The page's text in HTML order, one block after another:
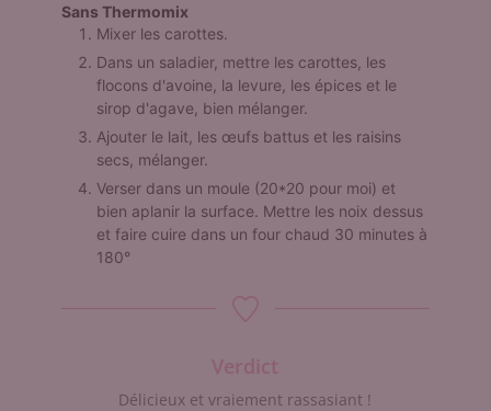
Sans Thermomix
Mixer les carottes.
Dans un saladier, mettre les carottes, les
flocons d'avoine, la levure, les épices et le
sirop d'agave, bien mélanger.
Ajouter le lait, les œufs battus et les raisins
secs, mélanger.
Verser dans un moule (20*20 pour moi) et
bien aplanir la surface. Mettre les noix dessus
et faire cuire dans un four chaud 30 minutes à
180°
Verdict
Délicieux et vraiement rassasiant !